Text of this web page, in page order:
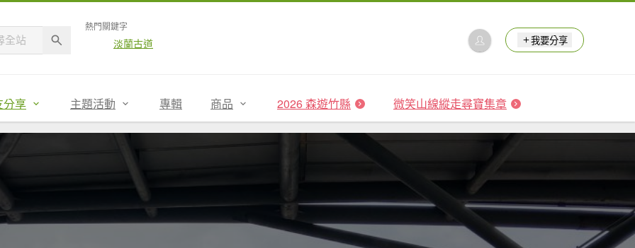
熱門關鍵字
淡蘭古道 我要分享
分享 主題活動 專輯 商品 2026 森遊竹縣 微笑山線縱走尋寶集章